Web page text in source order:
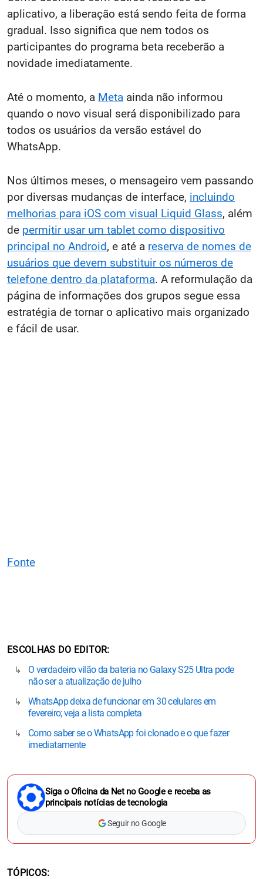
aplicativo, a liberação está sendo feita de forma
gradual. Isso significa que nem todos os
participantes do programa beta receberão a
novidade imediatamente.
Até o momento, a Meta ainda não informou
quando o novo visual será disponibilizado para
todos os usuários da versão estável do
WhatsApp.
Nos últimos meses, o mensageiro vem passando
por diversas mudanças de interface, incluindo
melhorias para iOS com visual Liquid Glass, além
de permitir usar um tablet como dispositivo
principal no Android, e até a reserva de nomes de
usuários que devem substituir os números de
telefone dentro da plataforma. A reformulação da
página de informações dos grupos segue essa
estratégia de tornar o aplicativo mais organizado
e fácil de usar.
Fonte
ESCOLHAS DO EDITOR
O verdadeiro vilão da bateria no Galaxy S25 Ultra pode
não ser a atualização de julho
WhatsApp deixa de funcionar em 30 celulares em
fevereiro; veja a lista completa
Como saber se o WhatsApp foi clonado e o que fazer
imediatamente
Siga o Oficina da Net no Google e receba as
principais notícias de tecnologia
Seguir no Google
TÓPICOS